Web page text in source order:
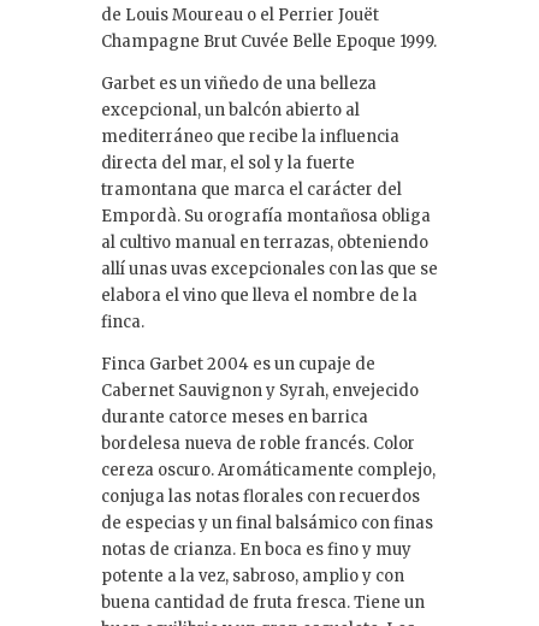
de Louis Moureau o el Perrier Jouët
Champagne Brut Cuvée Belle Epoque 1999.
Garbet es un viñedo de una belleza
excepcional, un balcón abierto al
mediterráneo que recibe la influencia
directa del mar, el sol y la fuerte
tramontana que marca el carácter del
Empordà. Su orografía montañosa obliga
al cultivo manual en terrazas, obteniendo
allí unas uvas excepcionales con las que se
elabora el vino que lleva el nombre de la
finca.
Finca Garbet 2004 es un cupaje de
Cabernet Sauvignon y Syrah, envejecido
durante catorce meses en barrica
bordelesa nueva de roble francés. Color
cereza oscuro. Aromáticamente complejo,
conjuga las notas florales con recuerdos
de especias y un final balsámico con finas
notas de crianza. En boca es fino y muy
potente a la vez, sabroso, amplio y con
buena cantidad de fruta fresca. Tiene un